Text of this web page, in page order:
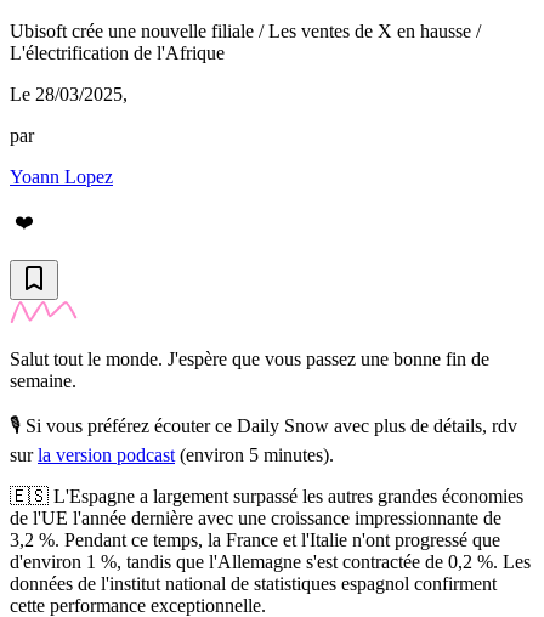
Ubisoft crée une nouvelle filiale / Les ventes de X en hausse /
L'électrification de l'Afrique
Le 28/03/2025,
par
Yoann Lopez
❤️
Salut tout le monde. J'espère que vous passez une bonne fin de
semaine.
🎙️ Si vous préférez écouter ce Daily Snow avec plus de détails, rdv
surla version podcast (environ 5 minutes).
🇪🇸 L'Espagne a largement surpassé les autres grandes économies
de l'UE l'année dernière avec une croissance impressionnante de
3,2 %. Pendant ce temps, la France et l'Italie n'ont progressé que
d'environ 1 %, tandis que l'Allemagne s'est contractée de 0,2 %. Les
données de l'institut national de statistiques espagnol confirment
cette performance exceptionnelle.